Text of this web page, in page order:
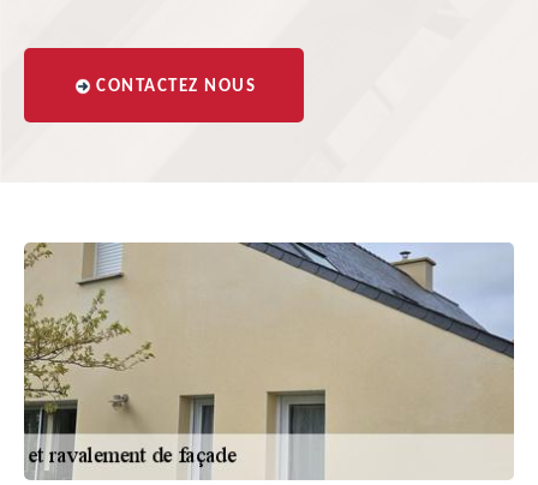
CONTACTEZ NOUS